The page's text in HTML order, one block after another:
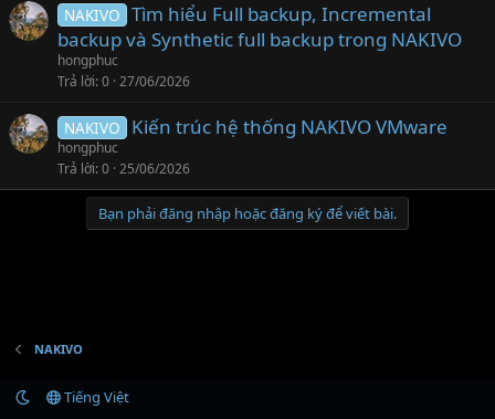
NAKIVO Tìm hiểu Full backup, Incremental
backup và Synthetic full backup trong NAKIVO
hongphuc
Trả lời 0 27/06/2026
NAKIVO Kiến trúc hệ thống NAKIVO VMware
hongphuc
Trả lời 0 25/06/2026
Bạn phải đăng nhập hoặc đăng ký để viết bài.
NAKIVO
Tiếng Việt